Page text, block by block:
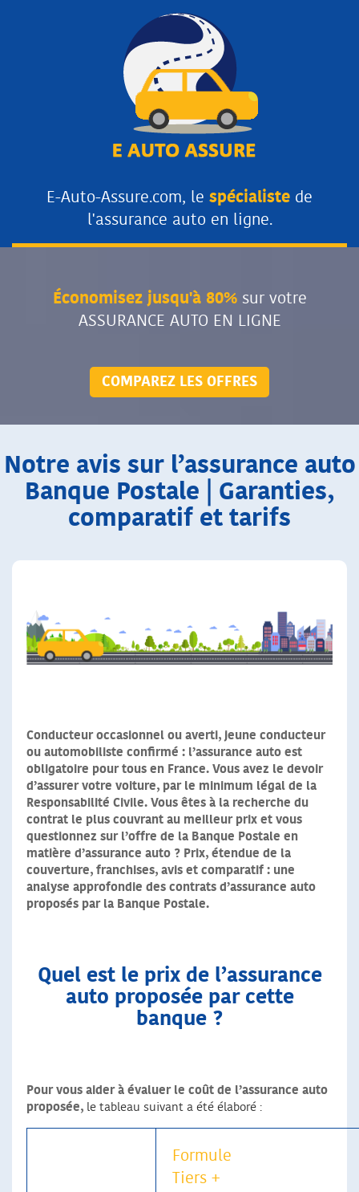
E-Auto-Assure.com, le spécialiste de
l'assurance auto en ligne.
Économisez jusqu'à 80% sur votre
ASSURANCE AUTO EN LIGNE
COMPAREZ LES OFFRES
Notre avis sur l’assurance auto
Banque Postale | Garanties,
comparatif et tarifs
Conducteur occasionnel ou averti, jeune conducteur
ou automobiliste confirmé : l’assurance auto est
obligatoire pour tous en France. Vous avez le devoir
d’assurer votre voiture, par le minimum légal de la
Responsabilité Civile. Vous êtes à la recherche du
contrat le plus couvrant au meilleur prix et vous
questionnez sur l’offre de la Banque Postale en
matière d’assurance auto ? Prix, étendue de la
couverture, franchises, avis et comparatif : une
analyse approfondie des contrats d’assurance auto
proposés par la Banque Postale.
Quel est le prix de l’assurance
auto proposée par cette
banque ?
Pour vous aider à évaluer le coût de l’assurance auto
proposée, le tableau suivant a été élaboré :
Formule
Tiers +